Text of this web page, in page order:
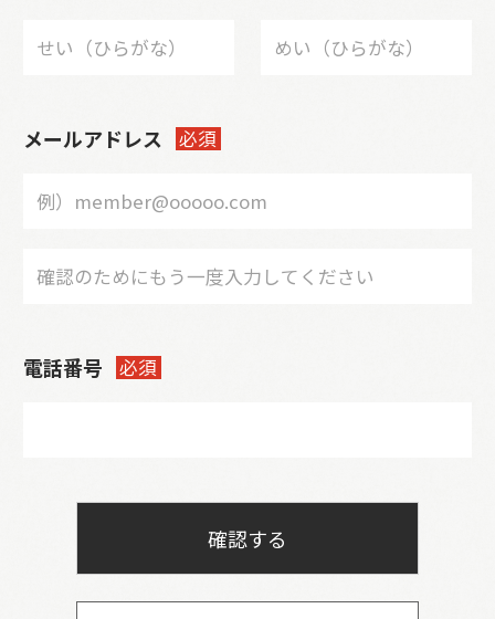
メールアドレス 必須
電話番号 必須
確認する